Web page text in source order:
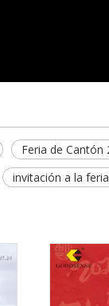
Feria de Cantón
invitación a la